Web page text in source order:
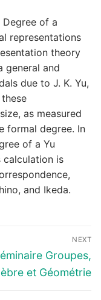
of a
representations
theory
general and
due to J. K. Yu,
as measured
formal degree. In
of a Yu
calculation is
and Ikeda.
NEXT
Groupes,
et Géométrie